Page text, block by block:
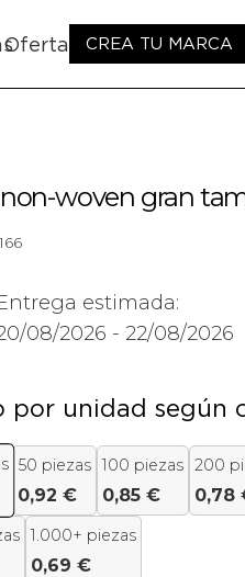
Oferta CREA TU MARCA
non-woven gran
estimada:
08/2026 - 22/08/2026
por unidad según
50 piezas
0,92 €
100 piezas
0,85 €
200
0,78
1.000+ piezas
0,69 €